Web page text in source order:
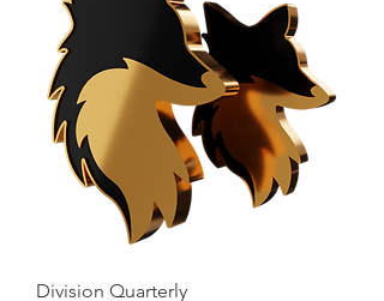
Division Quarterly